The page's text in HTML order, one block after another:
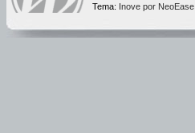
Tema: Inove por NeoEase